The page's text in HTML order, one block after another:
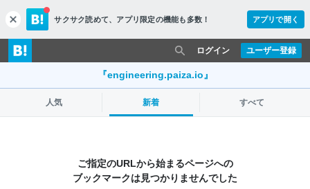
c
l
o
s
サクサク読めて、 アプリ限定の機能も多数！ アプリで開く
ユーザー登録
ログイン
『engineering.paiza.io』
人気 新着 すべて
ご指定のURLから始まるページへの
ブックマークは見つかりませんでした